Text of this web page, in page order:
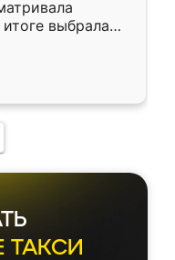
выбрала
потом
объяснил
в срок, с
место без
осталась
как и ожидала.
ТАКСИ